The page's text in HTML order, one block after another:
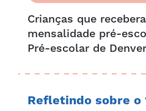
Crianças que
mensalidade pré-
Pré-escolar de
cronicamente ou
série, de acordo com
compilada no...
Refletindo sobre o